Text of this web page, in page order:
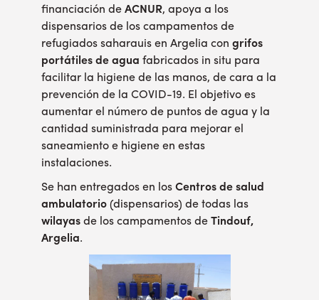
financiación de ACNUR, apoya a los
dispensarios de los campamentos de
refugiados saharauis en Argelia con grifos
portátiles de agua fabricados in situ para
facilitar la higiene de las manos, de cara a la
prevención de la COVID-19. El objetivo es
aumentar el número de puntos de agua y la
cantidad suministrada para mejorar el
saneamiento e higiene en estas
instalaciones.
Se han entregados en los Centros de salud
ambulatorio (dispensarios) de todas las
wilayas de los campamentos de Tindouf,
Argelia.